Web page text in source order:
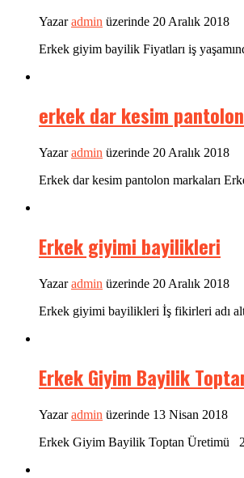
Yazaradmin üzerinde 20 Aralık 2018
Erkek giyim bayilik Fiyatları iş
erkek dar kesim
Yazaradmin üzerinde 20 Aralık 2018
Erkek dar kesim pantolon markaları
Erkek giyimi bayilikleri
Yazaradmin üzerinde 20 Aralık 2018
Erkek giyimi bayilikleri İş fikirleri adı
Erkek Giyim Bayilik
Yazaradmin üzerinde 13 Nisan 2018
Erkek Giyim Bayilik Toptan Üretimü